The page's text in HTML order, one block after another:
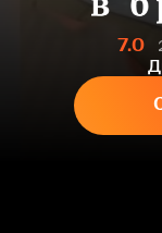
7.0